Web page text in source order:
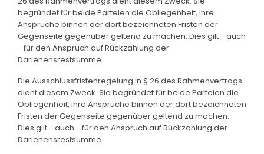
begründet für beide Parteien die Obliegenheit, ihre
Ansprüche binnen der dort bezeichneten Fristen der
Gegenseite gegenüber geltend zu machen. Dies gilt - auch
- für den Anspruch auf Rückzahlung der
Darlehensrestsumme.
Die Ausschlussfristenregelung in § 26 des Rahmenvertrags
dient diesem Zweck. Sie begründet für beide Parteien die
Obliegenheit, ihre Ansprüche binnen der dort bezeichneten
Fristen der Gegenseite gegenüber geltend zu machen.
Dies gilt - auch - für den Anspruch auf Rückzahlung der
Darlehensrestsumme.